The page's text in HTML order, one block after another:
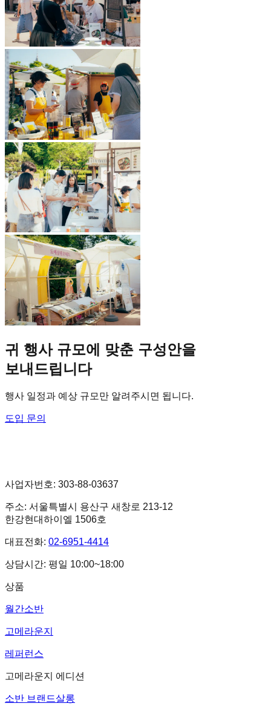
귀 행사 규모에 맞춘 구성안을
보내드립니다
행사 일정과 예상 규모만 알려주시면 됩니다.
도입 문의
사업자번호: 303-88-03637
주소: 서울특별시 용산구 새창로 213-12
한강현대하이엘 1506호
대표전화: 02-6951-4414
상담시간: 평일 10:00~18:00
상품
월간소반
고메라운지
레퍼런스
고메라운지 에디션
소반 브랜드살롱